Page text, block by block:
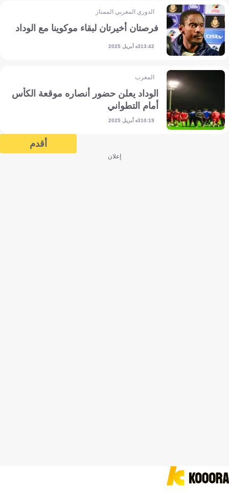
الدوري المغربي الممتاز
فرصتان أخيرتان لبقاء موكوينا مع الوداد
13:423 أبريل 2025
المغرب
الوداد يعلن حضور أنصاره موقعة الكأس
أمام التطواني
10:193 أبريل 2025
أقدم
إعلان